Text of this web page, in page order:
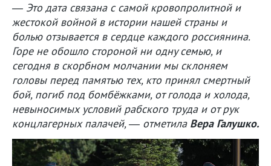
— Это дата связана с самой кровопролитной и
жестокой войной в истории нашей страны и
болью отзывается в сердце каждого россиянина.
Горе не обошло стороной ни одну семью, и
сегодня в скорбном молчании мы склоняем
головы перед памятью тех, кто принял смертный
бой, погиб под бомбёжками, от голода и холода,
невыносимых условий рабского труда и от рук
концлагерных палачей, — отметила Вера Галушко.